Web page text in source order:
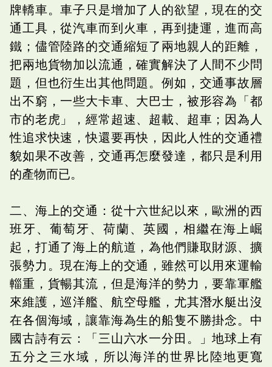
牌轎車。車子只是增加了人的欲望，現在的交
通工具，從汽車而到火車，再到捷運，進而高
鐵；儘管陸路的交通縮短了兩地親人的距離，
把兩地貨物加以流通，確實解決了人間不少問
題，但也衍生出其他問題。例如，交通事故層
出不窮，一些大卡車、大巴士，被形容為「都
市的老虎」，經常超速、超載、超車；因為人
性追求快速，快還要再快，因此人性的交通禮
貌如果不改善，交通再怎麼發達，都只是利用
的產物而已。
二、海上的交通：從十六世紀以來，歐洲的西
班牙、葡萄牙、荷蘭、英國，相繼在海上崛
起，打通了海上的航道，為他們賺取財源、擴
張勢力。現在海上的交通，雖然可以用來運輸
輜重，貨暢其流，但是海洋的勢力，要靠軍艦
來維護，巡洋艦、航空母艦，尤其潛水艇出沒
在各個海域，讓靠海為生的船隻不勝掛念。中
國古詩有云：「三山六水一分田。」地球上有
五分之三水域，所以海洋的世界比陸地更寬